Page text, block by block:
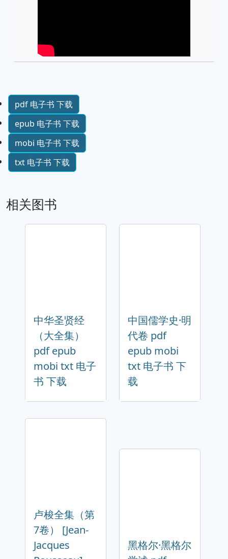
pdf 电子书 下载
epub 电子书 下载
mobi 电子书 下载
txt 电子书 下载
相关图书
中华圣贤经
（大全集）
pdf epub
mobi txt 电子
书 下载
中国儒学史·明
代卷 pdf
epub mobi
txt 电子书 下
载
卢梭全集（第
7卷） [Jean-
Jacques
黑格尔·黑格尔